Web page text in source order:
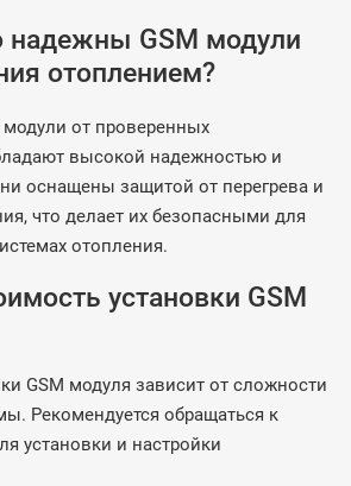
надежны GSM модули
отоплением?
от проверенных
высокой надежностью и
оснащены защитой от перегрева и
что делает их безопасными для
отопления.
установки GSM
GSM модуля зависит от сложности
Рекомендуется обращаться к
установки и настройки